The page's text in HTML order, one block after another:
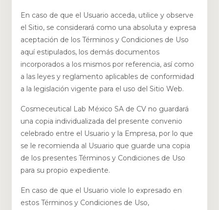
En caso de que el Usuario acceda, utilice y observe
el Sitio, se considerará como una absoluta y expresa
aceptación de los Términos y Condiciones de Uso
aquí estipulados, los demás documentos
incorporados a los mismos por referencia, así como
a las leyes y reglamento aplicables de conformidad
a la legislación vigente para el uso del Sitio Web.
Cosmeceutical Lab México SA de CV no guardará
una copia individualizada del presente convenio
celebrado entre el Usuario y la Empresa, por lo que
se le recomienda al Usuario que guarde una copia
de los presentes Términos y Condiciones de Uso
para su propio expediente.
En caso de que el Usuario viole lo expresado en
estos Términos y Condiciones de Uso,